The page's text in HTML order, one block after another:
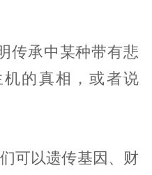
传承中某种带有悲
的真相，或者说
可以遗传基因、财